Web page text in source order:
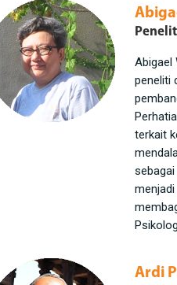
Abigael
peneliti
terkait
Ardi